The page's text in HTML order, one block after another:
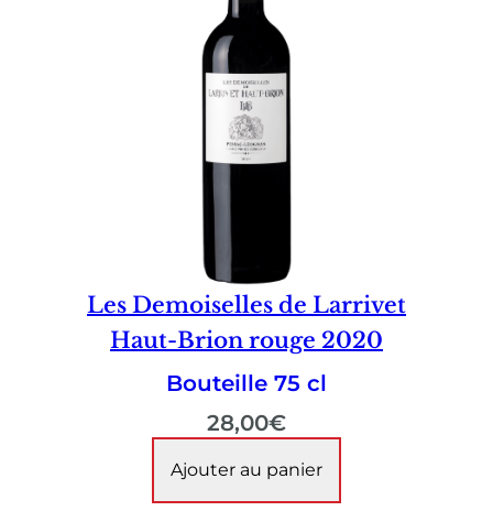
Les Demoiselles de Larrivet
Haut-Brion rouge 2020
Bouteille 75 cl
28,00€
Ajouter au panier